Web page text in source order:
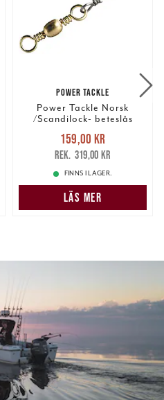
POWER TACKLE
Power Tackle Norsk
/Scandilock- beteslås
Nuvarande pris
159,00 krTidigare pris
319,00 kr
159,00 kr
319,00 kr
FINNS I LAGER.
LÄS MER